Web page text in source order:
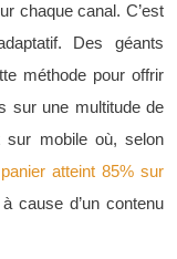
chaque canal. C’est
Des géants
méthode pour offrir
sur une multitude de
sur mobile où, selon
atteint 85% sur
cause d’un contenu